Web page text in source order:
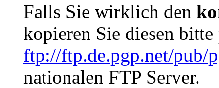
Falls Sie wirklich den
kopieren Sie diesen
ftp://ftp.de.pgp.net/pub/
nationalen FTP Server.